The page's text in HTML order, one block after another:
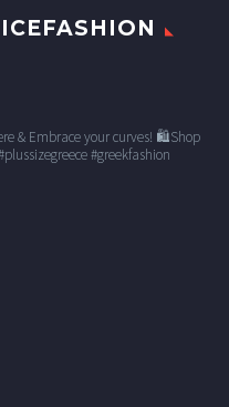
& Embrace your curves! 🛍Shop
#greekfashion